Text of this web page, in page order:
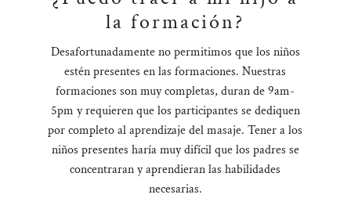
la formación?
Desafortunadamente no permitimos que los niños
estén presentes en las formaciones. Nuestras
formaciones son muy completas, duran de 9am-
5pm y requieren que los participantes se dediquen
por completo al aprendizaje del masaje. Tener a los
niños presentes haría muy difícil que los padres se
concentraran y aprendieran las habilidades
necesarias.